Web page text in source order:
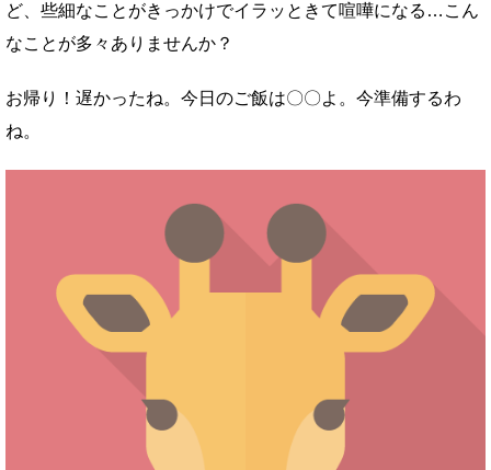
ど、些細なことがきっかけでイラッときて喧嘩になる…こん
なことが多々ありませんか？
お帰り！遅かったね。今日のご飯は〇〇よ。今準備するわ
ね。